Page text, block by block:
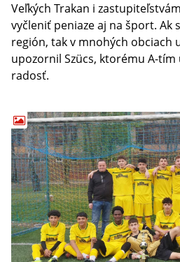
Veľkých Trakan i
vyčleniť peniaze aj na šport. Ak
región, tak v mnohých obciach
upozornil Szücs, ktorému A-
radosť.